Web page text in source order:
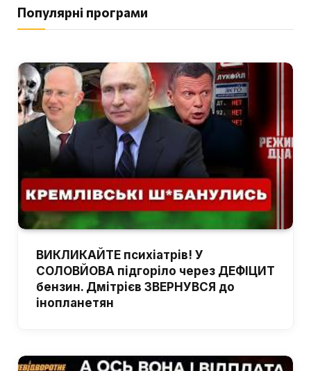
Популярні програми
ВИКЛИКАЙТЕ психіатрів! У
СОЛОВЙОВА підгоріло через ДЕФІЦИТ
бензин. Дмітрієв ЗВЕРНУВСЯ до
інопланетян